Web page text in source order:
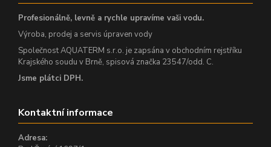
Profesionálně, levně a rychle upravíme vaši vodu.
Výroba, prodej a servis úpraven vody
Společnost AQUATERM s.r.o. je zapsána v obchodním rejstříku
Krajského soudu v Brně, spisová značka 23547/odd. C.
Jsme plátci DPH.
Kontaktní informace
Adresa: